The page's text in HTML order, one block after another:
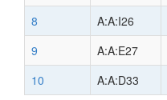
8
A:A:I26
9
A:A:E27
10
A:A:D33